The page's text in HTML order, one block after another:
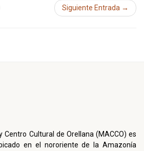
Siguiente Entrada →
Centro Cultural de Orellana (MACCO) es
en el nororiente de la Amazonía